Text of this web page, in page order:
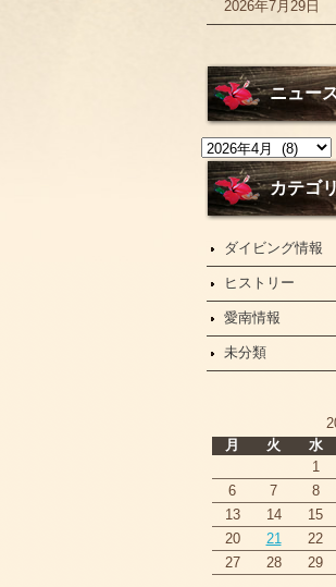
2026年7月29日
ニュー
ニ
ュ
ー
カテゴ
ダイビング情報
ヒストリー
愛南情報
未分類
月
火 水
1
6
7 8
13
14 15
20
21 22
27
28 29